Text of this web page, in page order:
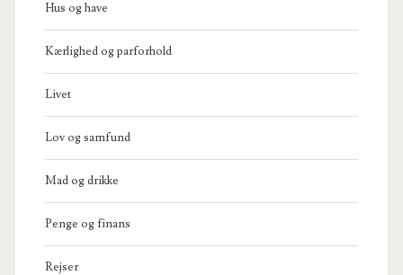
Hus og have
Kærlighed og parforhold
Livet
Lov og samfund
Mad og drikke
Penge og finans
Rejser